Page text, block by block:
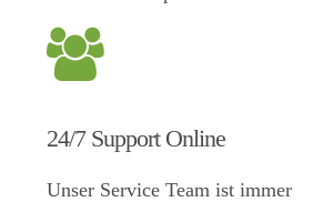
24/7 Support Online
Unser Service Team ist immer